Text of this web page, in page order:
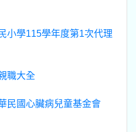
小學115學年度第1次代理
職大全
民國心臟病兒童基金會